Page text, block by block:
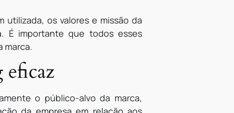
utilizada, os valores e missão da
É importante que todos esses
marca.
eficaz
o público-alvo da marca,